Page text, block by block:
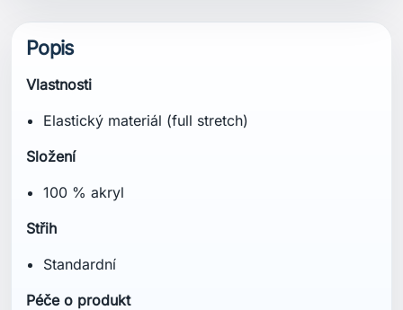
Popis
Vlastnosti
Elastický materiál (full stretch)
Složení
100 % akryl
Střih
Standardní
Péče o produkt